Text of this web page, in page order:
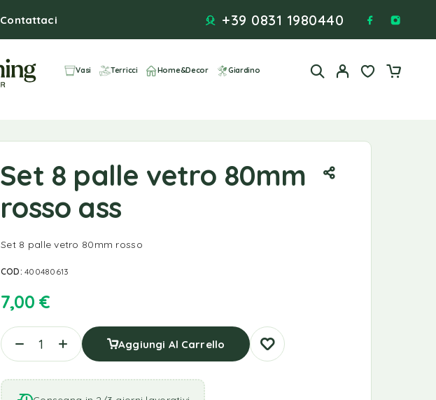
Contattaci +39 0831 1980440
Vasi Terricci Home&Decor Giardino
Set 8 palle vetro 80mm
rosso ass
Set 8 palle vetro 80mm rosso
COD:400480613
7,00 €
Aggiungi Al Carrello